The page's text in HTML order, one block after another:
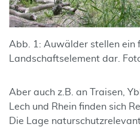
Abb. 1: Auwälder stellen ein
Landschaftselement dar.
Aber auch z.B. an Traisen,
Lech und Rhein finden sich
Die Lage